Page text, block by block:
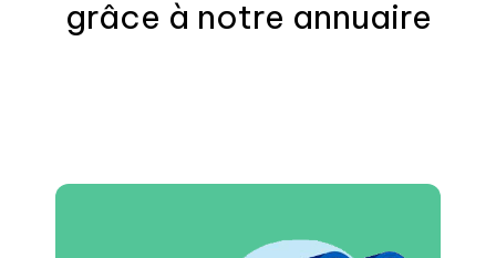
grâce à notre annuaire